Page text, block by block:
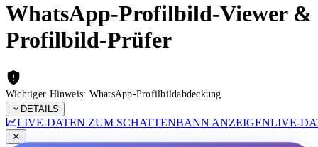
WhatsApp-Profilbild-Viewer &
Profilbild-Prüfer
Wichtiger Hinweis: WhatsApp-Profilbildabdeckung
DETAILS
LIVE-DATEN ZUM SCHATTENBANN ANZEIGENLIVE-